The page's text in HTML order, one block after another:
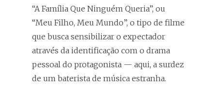
“A Família Que Ninguém Queria”, ou
“Meu Filho, Meu Mundo”, o tipo de filme
que busca sensibilizar o expectador
através da identificação com o drama
pessoal do protagonista — aqui, a surdez
de um baterista de música estranha.